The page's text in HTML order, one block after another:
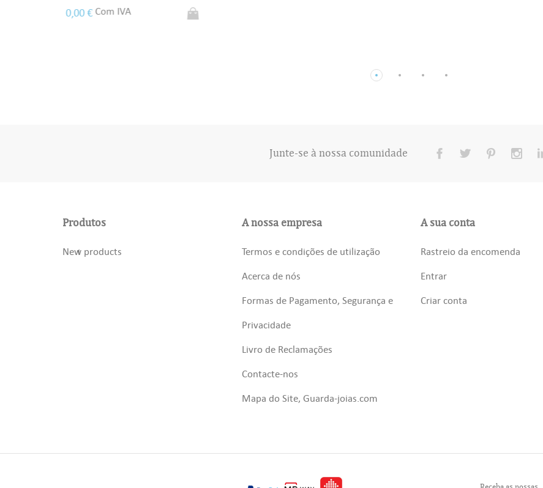
Junte-se à nossa comunidade
Produtos
New products
A nossa empresa
Termos e condições de utilização
Acerca de nós
Formas de Pagamento, Segurança e
Privacidade
Livro de Reclamações
Contacte-nos
Mapa do Site, Guarda-joias.com
A sua conta
Rastreio da encomenda
Entrar
Criar conta